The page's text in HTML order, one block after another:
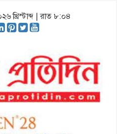
খ্রিস্টাব্দ | রাত ৮:০৪